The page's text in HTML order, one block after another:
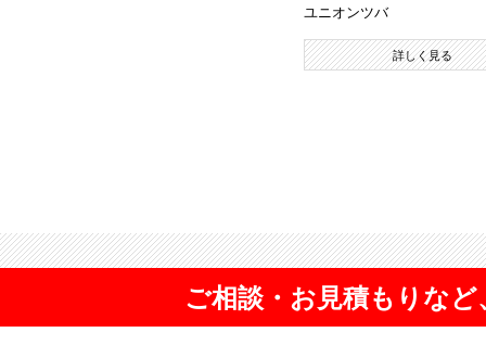
ユニオンツバ
詳しく見る
ご相談・お見積もりな